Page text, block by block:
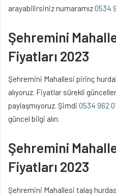
arayabilirsiniz numaramız0534
Şehremini
Fiyatları 2023
Şehremini Mahallesi pirinç
alıyoruz. Fiyatlar sürekli
paylaşmıyoruz. Şimdi 0534 962
güncel bilgi alın.
Şehremini
Fiyatları 2023
Şehremini Mahallesi talaş